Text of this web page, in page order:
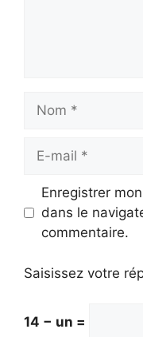
Nom
Enregistrer
dans le
commentaire.
Saisissez votre
14 − un =